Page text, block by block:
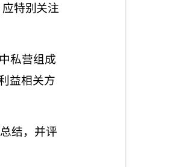
特别关注
私营组成
益相关方
结，并评